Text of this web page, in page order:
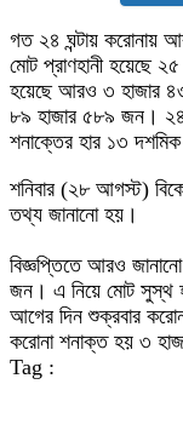
গত ২৪ ঘন্টায় করোনায়
মোট প্রাণহানী হয়েছে
হয়েছে আরও ৩ হাজার
৮৯ হাজার ৫৮৯ জন।
শনাক্তের হার ১৩
শনিবার (২৮ আগস্ট)
তথ্য জানানো হয়।
বিজ্ঞপ্তিতে আরও
জন। এ নিয়ে মোট সুস্থ
আগের দিন শুক্রবার
করোনা শনাক্ত হয় ৩
Tag :